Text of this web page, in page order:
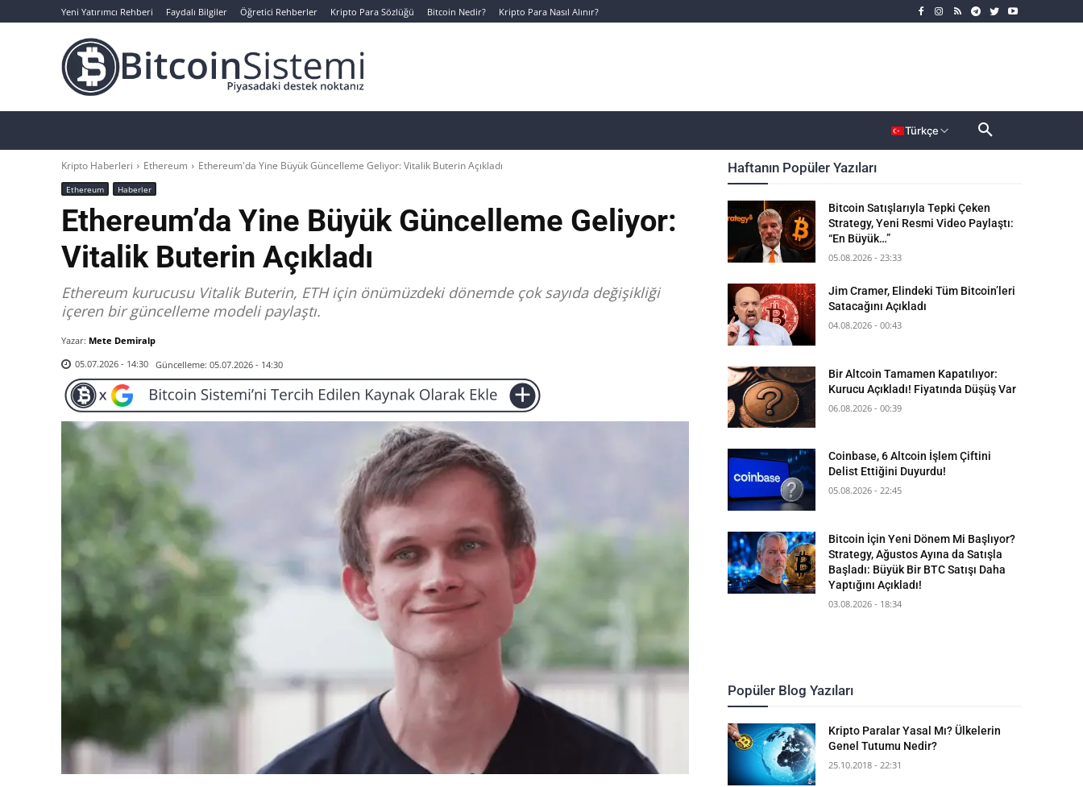
Yeni Yatırımcı Rehberi Faydalı Bilgiler Öğretici Rehberler Kripto Para Sözlüğü Bitcoin Nedir? Kripto Para Nasıl Alınır?
Türkçe
Kripto Haberleri Ethereum Ethereum'da Yine Büyük Güncelleme Geliyor: Vitalik Buterin Açıkladı
Ethereum Haberler
Ethereum’da Yine Büyük Güncelleme Geliyor:
Vitalik Buterin Açıkladı
Ethereum kurucusu Vitalik Buterin, ETH için önümüzdeki dönemde çok sayıda değişikliği
içeren bir güncelleme modeli paylaştı.
Yazar: Mete Demiralp
05.07.2026 - 14:30 Güncelleme: 05.07.2026 - 14:30
Haftanın Popüler Yazıları
Bitcoin Satışlarıyla Tepki Çeken
Strategy, Yeni Resmi Video Paylaştı:
“En Büyük…”
05.08.2026 - 23:33
Jim Cramer, Elindeki Tüm Bitcoin’leri
Satacağını Açıkladı
04.08.2026 - 00:43
Bir Altcoin Tamamen Kapatılıyor:
Kurucu Açıkladı! Fiyatında Düşüş Var
06.08.2026 - 00:39
Coinbase, 6 Altcoin İşlem Çiftini
Delist Ettiğini Duyurdu!
05.08.2026 - 22:45
Bitcoin İçin Yeni Dönem Mi Başlıyor?
Strategy, Ağustos Ayına da Satışla
Başladı: Büyük Bir BTC Satışı Daha
Yaptığını Açıkladı!
03.08.2026 - 18:34
Popüler Blog Yazıları
Kripto Paralar Yasal Mı? Ülkelerin
Genel Tutumu Nedir?
25.10.2018 - 22:31